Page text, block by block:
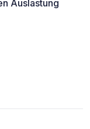
Auslastung